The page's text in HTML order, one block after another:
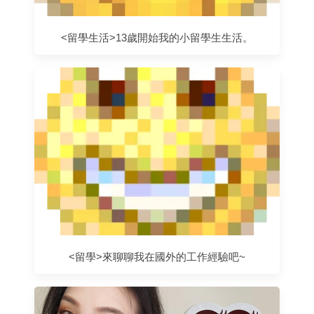
<留學生活>13歲開始我的小留學生生活。
<留學>來聊聊我在國外的工作經驗吧~